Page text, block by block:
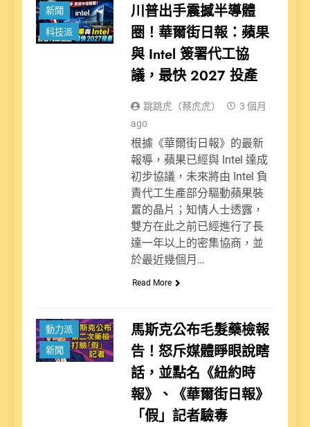
新聞
科技派
川普出手震撼半導體
圈！華爾街日報：蘋果
與 Intel 簽署代工協
議，最快 2027 投產
跳跳虎（蔡虎虎）
3 個月
ago
根據《華爾街日報》的最新
報導，蘋果已經與 Intel 達成
初步協議，未來將由 Intel 負
責代工生產部分驅動蘋果裝
置的晶片；知情人士透露，
雙方在此之前已經進行了長
達一年以上的密集協商，並
於最近幾個月…
Read More
動力派
新聞
馬斯克公布毛髮藥檢報
告！怒斥媒體睜眼說瞎
話，並點名《紐約時
報》、《華爾街日報》
「假」記者驗毒